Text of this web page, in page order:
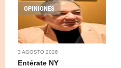
OPINIONES
3 AGOSTO 2026
Entérate NY